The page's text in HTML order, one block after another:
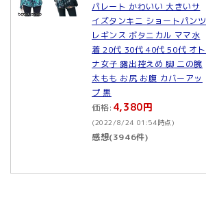
パレート かわいい 大きいサ
イズタンキニ ショートパンツ
レギンス ボタニカル ママ水
着 20代 30代 40代 50代 オト
ナ女子 露出控えめ 脚 二の腕
太もも お尻 お腹 カバーアッ
プ 黒
価格: 4,380円
(2022/8/24 01:54時点)
感想(3946件)